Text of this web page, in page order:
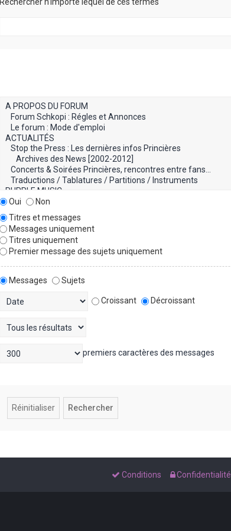
Oui
Non
Titres et messages
Messages uniquement
Titres uniquement
Premier message des sujets uniquement
Messages
Sujets
Croissant Décroissant
premiers caractères des messages
Confidentialité
Conditions